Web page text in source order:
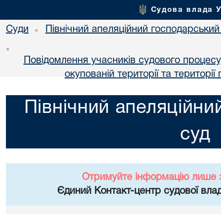
Судова влада
Суди • Північний апеляційний
•
Повідомлення учасників судового
окупованій території та
Північний
суд
Отримуйте інформацію лише
Єдиний Контакт-центр судової